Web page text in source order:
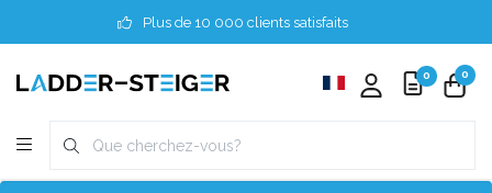
Plus de 10 000 clients satisfaits
0 0